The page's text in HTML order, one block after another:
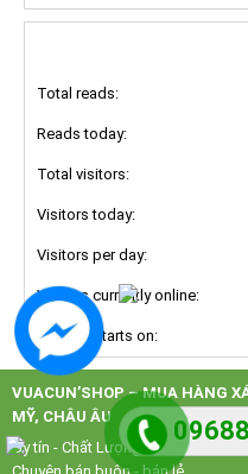
Total reads:
Reads today:
Total visitors:
Visitors today:
Visitors per day:
Visitors currently online:
Counter starts on:
VUACUN’SHOP – MUA HÀNG
MỸ, CHÂU ÂU
Uy tín - Chất Lượng